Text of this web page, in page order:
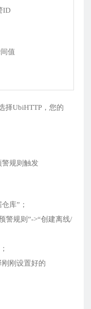
ID
值
择UbiHTTP，您的
警规则触发
库”；
警规则”->“创建离线/
刚刚设置好的